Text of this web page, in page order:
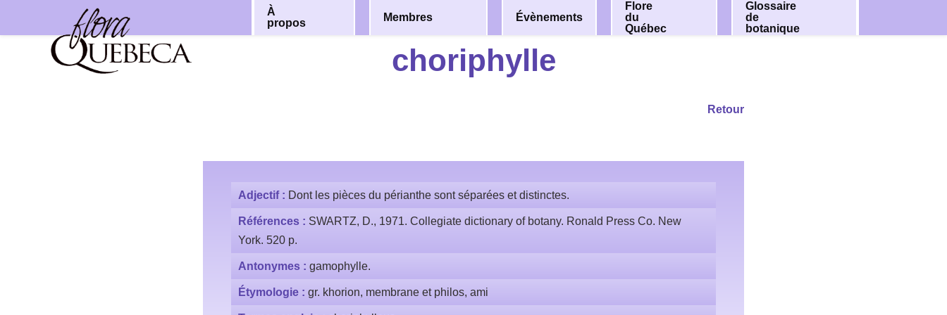
Aller
À
propos
Membres Évènements
Flore
du
Québec
Glossaire
de
botanique
choriphylle
Retour
Adjectif : Dont les pièces du périanthe sont séparées et distinctes.
Références : SWARTZ, D., 1971. Collegiate dictionary of botany. Ronald Press Co. New
York. 520 p.
Antonymes : gamophylle.
Étymologie : gr. khorion, membrane et philos, ami